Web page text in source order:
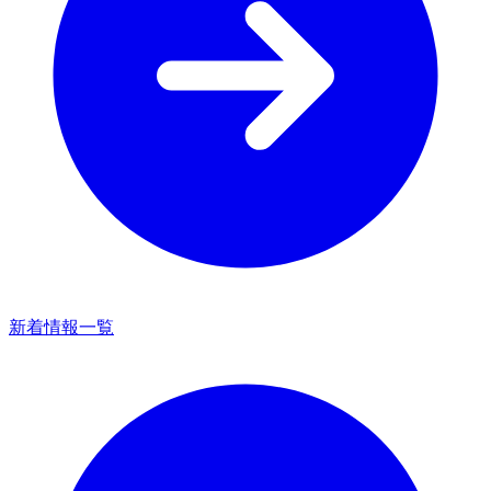
新着情報一覧